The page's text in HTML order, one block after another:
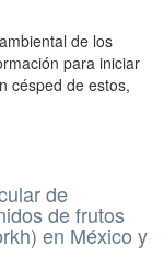
de los
para iniciar
césped de estos,
de
de frutos
en México y